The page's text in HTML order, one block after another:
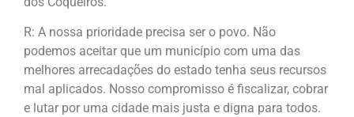
R: A nossa prioridade precisa ser o povo. Não
podemos aceitar que um município com uma das
melhores arrecadações do estado tenha seus recursos
mal aplicados. Nosso compromisso é fiscalizar, cobrar
e lutar por uma cidade mais justa e digna para todos.